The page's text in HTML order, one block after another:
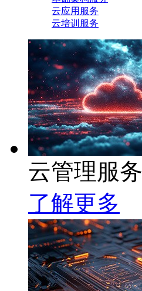
云应用服务
云培训服务
云管理服务
了解更多